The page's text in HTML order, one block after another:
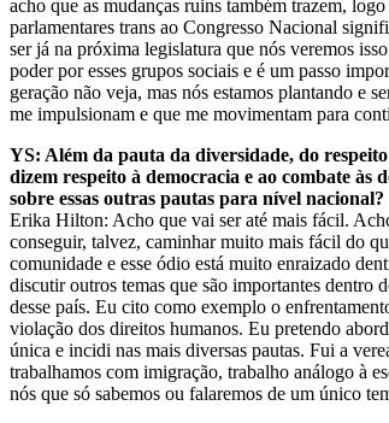
acho que as mudanças ruins também trazem,
parlamentares trans ao Congresso Nacional
ser já na próxima legislatura que nós veremos
poder por esses grupos sociais e é um passo
geração não veja, mas nós estamos plantando e
me impulsionam e que me movimentam para
YS: Além da pauta da diversidade, do
dizem respeito à democracia e ao combate às
sobre essas outras pautas para nível nacional?
Erika Hilton: Acho que vai ser até mais fácil.
conseguir, talvez, caminhar muito mais fácil do
comunidade e esse ódio está muito enraizado
discutir outros temas que são importantes dentro
desse país. Eu cito como exemplo o
violação dos direitos humanos. Eu pretendo
única e incidi nas mais diversas pautas. Fui a
trabalhamos com imigração, trabalho análogo à
nós que só sabemos ou falaremos de um único